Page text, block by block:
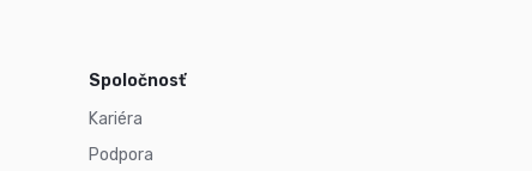
Spoločnosť
Kariéra
Podpora